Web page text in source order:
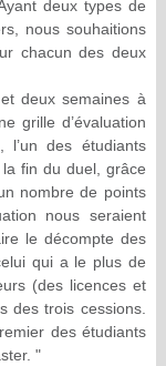
deux types de
nous souhaitions
chacun des deux
deux semaines à
grille d’évaluation
l’un des étudiants
fin du duel, grâce
nombre de points
nous seraient
le décompte des
qui a le plus de
(des licences et
des trois cessions.
des étudiants
"